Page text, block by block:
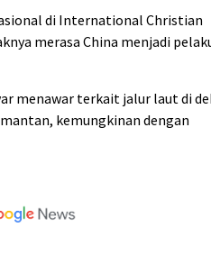
di International Christian
merasa China menjadi
menawar terkait jalur laut di
kemungkinan dengan